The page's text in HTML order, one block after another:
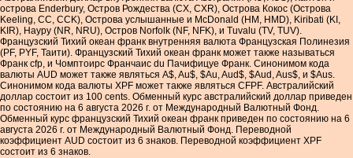
острова Enderbury, Остров Рождества (CX, CXR), Острова Кокос (Острова
Keeling, CC, CCK), Острова услышанные и McDonald (HM, HMD), Kiribati (KI,
KIR), Науру (NR, NRU), Остров Norfolk (NF, NFK), и Tuvalu (TV, TUV).
Французский Тихий океан франк внутренняя валюта Французская Полинезия
(PF, PYF, Таити). Французский Тихий океан франк может также называться
Франк cfp, и Чомптоирс Франчаис du Пачифицуе Франк. Синонимом кода
валюты AUD может также являться A$, Au$, $Au, Aud$, $Aud, Aus$, и $Aus.
Синонимом кода валюты XPF может также являться CFPF. Австралийский
доллар состоит из 100 cents. Обменный курс австралийский доллар приведен
по состоянию на 6 августа 2026 г. от Международный Валютный Фонд.
Обменный курс французский Тихий океан франк приведен по состоянию на 6
августа 2026 г. от Международный Валютный Фонд. Переводной
коэффициент AUD состоит из 6 знаков. Переводной коэффициент XPF
состоит из 6 знаков.